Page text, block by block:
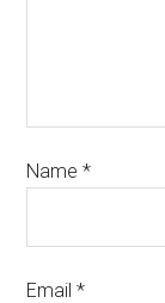
Name*
Email*